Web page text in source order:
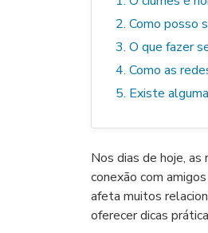
2. Como posso
3. O que fazer
4. Como as
5. Existe
Nos dias de hoje, as
conexão com
afeta muitos
oferecer dicas